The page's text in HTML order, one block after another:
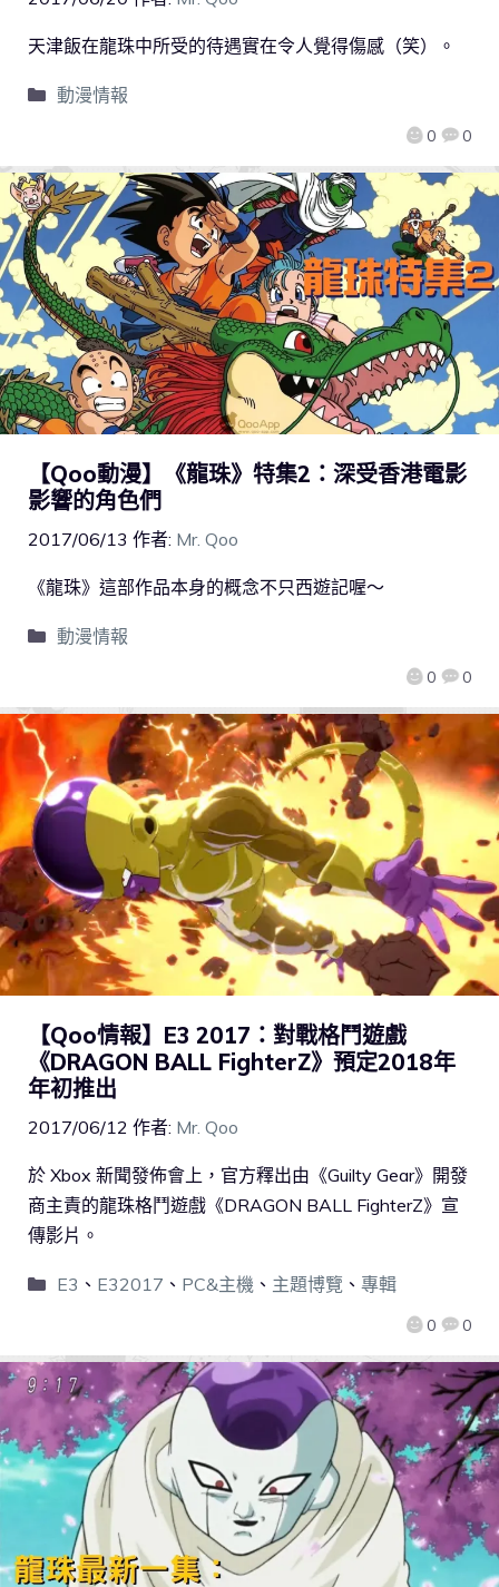
0 0
天津飯在龍珠中所受的待遇實在令人覺得傷感（笑）。
動漫情報
【Qoo動漫】《龍珠》特集2：深受香港電影
影響的角色們
2017/06/13 作者: Mr. Qoo
0 0
《龍珠》這部作品本身的概念不只西遊記喔～
動漫情報
【Qoo情報】E3 2017：對戰格鬥遊戲
《DRAGON BALL FighterZ》預定2018年
年初推出
2017/06/12 作者: Mr. Qoo
0 0
於 Xbox 新聞發佈會上，官方釋出由《Guilty Gear》開發
商主責的龍珠格鬥遊戲《DRAGON BALL FighterZ》宣
傳影片。
E3 、 E32017 、 PC&主機、 主題博覽 、 專輯